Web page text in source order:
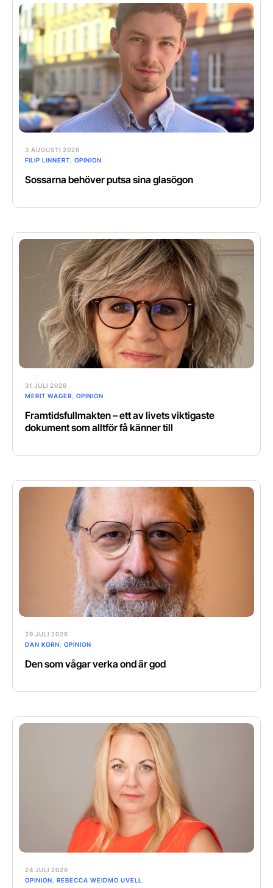
3 AUGUSTI 2026
FILIP LINNERT
OPINION
Sossarna behöver putsa sina glasögon
31 JULI 2026
MERIT WAGER
OPINION
Framtidsfullmakten – ett av livets viktigaste
dokument som alltför få känner till
29 JULI 2026
DAN KORN
OPINION
Den som vågar verka ond är god
24 JULI 2026
OPINION
REBECCA WEIDMO UVELL